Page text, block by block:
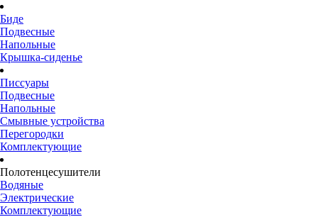
Биде
Подвесные
Напольные
Крышка-сиденье
Писсуары
Подвесные
Напольные
Смывные устройства
Перегородки
Комплектующие
Полотенцесушители
Водяные
Электрические
Комплектующие